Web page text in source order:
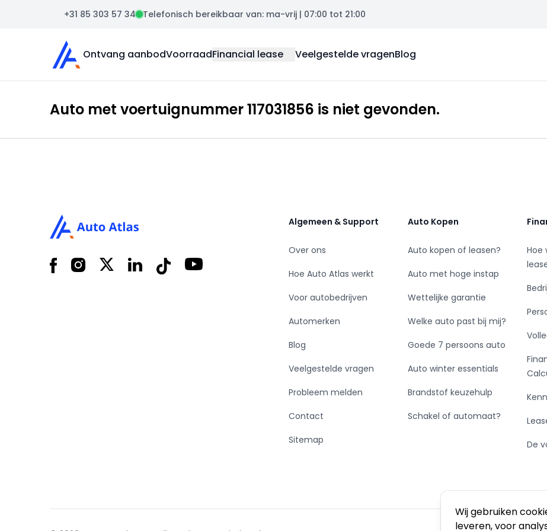
Wij gebruiken
leveren, voor
+31 85 303 57 34 Telefonisch bereikbaar van: ma-vrij | 07:00 tot 21:00
Auto Atlas
Ontvang aanbodVoorraadFinancial lease Veelgestelde vragenBlog
Auto met voertuignummer 117031856 is niet gevonden.
FacebookInstagram
X LinkedInTiktok YouTube
Algemeen & Support
Over ons
Hoe Auto Atlas werkt
Voor autobedrijven
Automerken
Blog
Veelgestelde vragen
Probleem melden
Contact
Sitemap
Auto Kopen
Auto kopen of leasen?
Auto met hoge instap
Wettelijke garantie
Welke auto past bij mij?
Goede 7 persoons auto
Auto winter essentials
Brandstof keuzehulp
Schakel of automaat?
Hoe
De